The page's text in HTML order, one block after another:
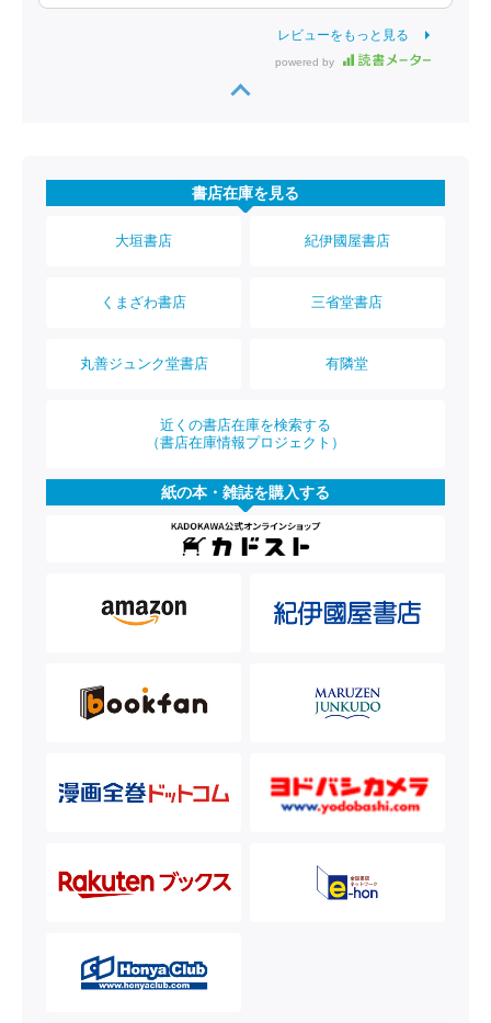
レビューをもっと見る
powered by
書店在庫を見る
大垣書店 紀伊國屋書店
くまざわ書店 三省堂書店
丸善ジュンク堂書店 有隣堂
近くの書店在庫を検索する
（書店在庫情報プロジェクト）
紙の本・雑誌を購入する